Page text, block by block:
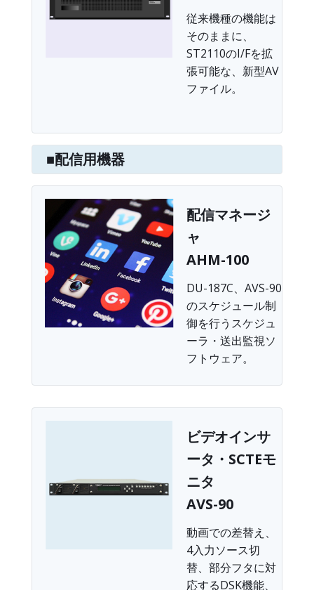
従来機種の機能は
そのままに、
ST2110のI/Fを拡
張可能な、新型AV
ファイル。
■配信用機器
配信マネージ
ャ
AHM-100
DU-187C、AVS-90
のスケジュール制
御を行うスケジュ
ーラ・送出監視ソ
フトウェア。
ビデオインサ
ータ・SCTEモ
ニタ
AVS-90
動画での差替え、
4入力ソース切
替、部分フタに対
応するDSK機能、